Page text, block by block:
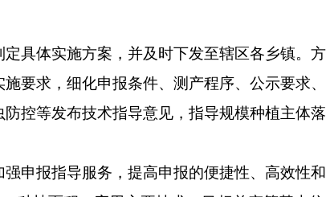
体实施方案，并及时下发至辖区各乡镇。
要求，细化申报条件、测产程序、公示要求
控等发布技术指导意见，指导规模种植主体落
报指导服务，提高申报的便捷性、高效性